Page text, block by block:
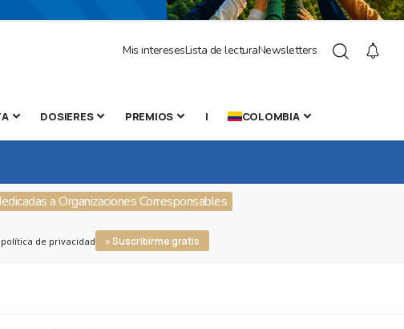
Mis interesesLista de lecturaNewsletters
DOSIERES PREMIOS | COLOMBIA
a Organizaciones Corresponsables
de privacidad » Suscribirme gratis